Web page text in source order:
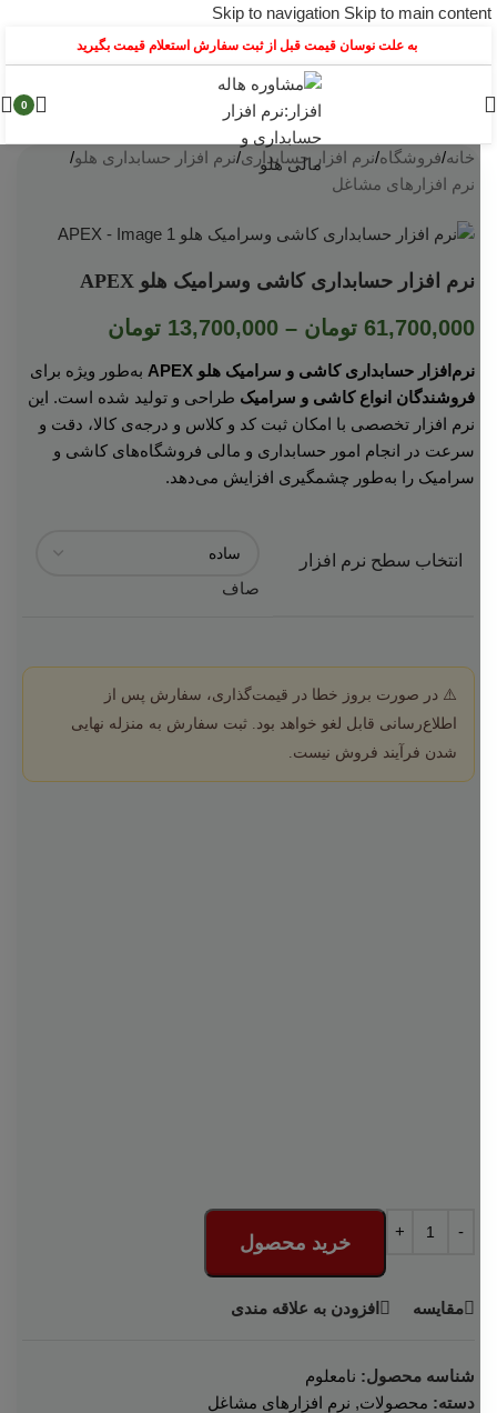
Skip to navigation Skip to main content
به علت نوسان قیمت قبل از ثبت سفارش استعلام قیمت بگیرید
0
خانه/فروشگاه/نرم افزار حسابداری/نرم افزار حسابداری هلو/
نرم افزارهای مشاغل
نرم افزار حسابداری کاشی وسرامیک هلو APEX
61,700,000 تومان –
13,700,000 تومان
نرم‌افزار حسابداری کاشی و سرامیک هلو APEX
به‌طور ویژه برای
فروشندگان انواع کاشی و سرامیک طراحی و تولید شده است. این
نرم‌ افزار تخصصی با امکان ثبت کد و کلاس و درجه‌ی کالا، دقت و
سرعت در انجام امور حسابداری و مالی فروشگاه‌های کاشی و
سرامیک را به‌طور چشمگیری افزایش می‌دهد.
انتخاب سطح نرم افزار
صاف
⚠️ در صورت بروز خطا در قیمت‌گذاری، سفارش پس از
اطلاع‌رسانی قابل لغو خواهد بود. ثبت سفارش به منزله نهایی
شدن فرآیند فروش نیست.
خرید محصول
مقایسه افزودن به علاقه مندی
شناسه محصول: نامعلوم
دسته: محصولات, نرم افزارهای مشاغل